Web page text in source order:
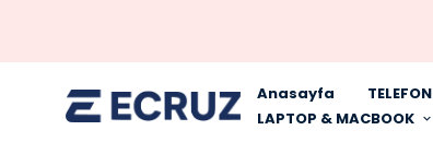
Anasayfa TELEFON
LAPTOP & MACBOOK